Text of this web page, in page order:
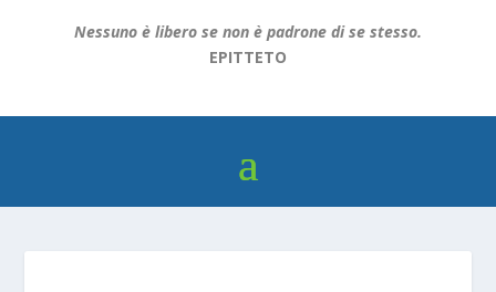
Nessuno è libero se non è padrone di se stesso.
EPITTETO